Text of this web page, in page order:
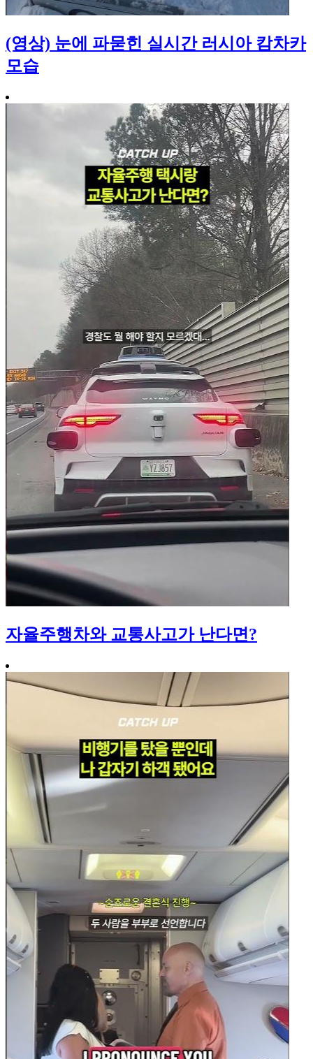
(영상) 눈에 파묻힌 실시간 러시아 캄차카
모습
자율주행차와 교통사고가 난다면?